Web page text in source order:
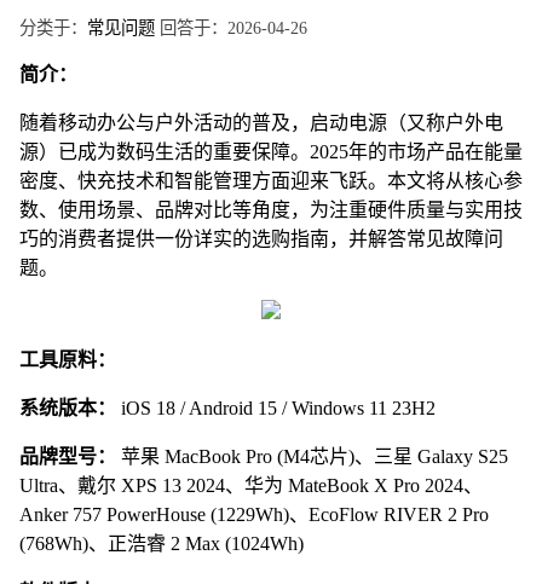
分类于： 常见问题 回答于：2026-04-26
简介：
随着移动办公与户外活动的普及，启动电源（又称户外电
源）已成为数码生活的重要保障。2025年的市场产品在能量
密度、快充技术和智能管理方面迎来飞跃。本文将从核心参
数、使用场景、品牌对比等角度，为注重硬件质量与实用技
巧的消费者提供一份详实的选购指南，并解答常见故障问
题。
工具原料：
系统版本： iOS 18 / Android 15 / Windows 11 23H2
品牌型号：
苹果 MacBook Pro (M4芯片)、三星 Galaxy S25
Ultra、戴尔 XPS 13 2024、华为 MateBook X Pro 2024、
Anker 757 PowerHouse (1229Wh)、EcoFlow RIVER 2 Pro
(768Wh)、正浩睿 2 Max (1024Wh)